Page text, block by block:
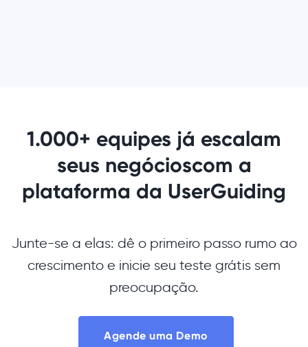
1.000+ equipes já escalam
seus negócioscom a
plataforma da UserGuiding
Junte-se a elas: dê o primeiro passo rumo ao
crescimento e inicie seu teste grátis sem
preocupação.
Agende uma Demo